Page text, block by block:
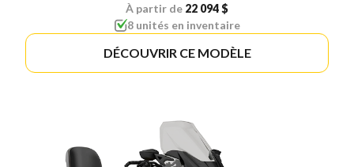
À partir de 22 094 $
8 unités en inventaire
DÉCOUVRIR CE MODÈLE